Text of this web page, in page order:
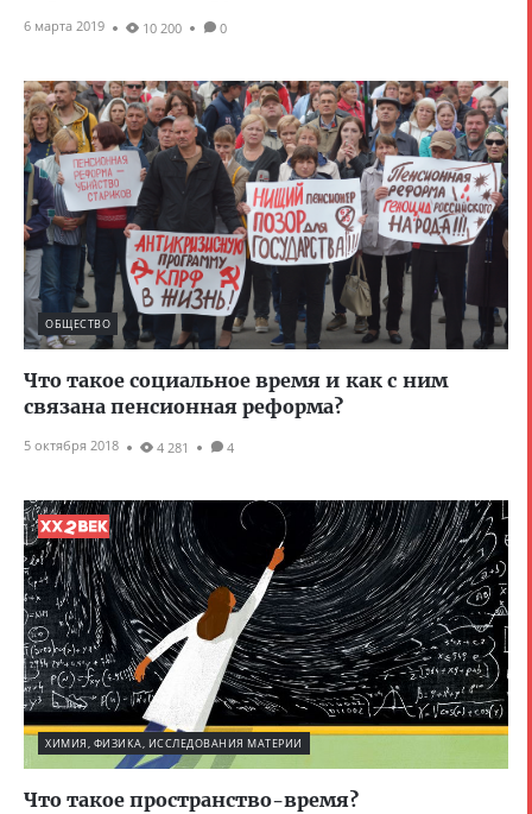
6 марта 2019 10 200 0
ОБЩЕСТВО
Что такое социальное время и как с ним
связана пенсионная реформа?
5 октября 2018 4 281 4
ХИМИЯ, ФИЗИКА, ИССЛЕДОВАНИЯ МАТЕРИИ
Что такое пространство-время?